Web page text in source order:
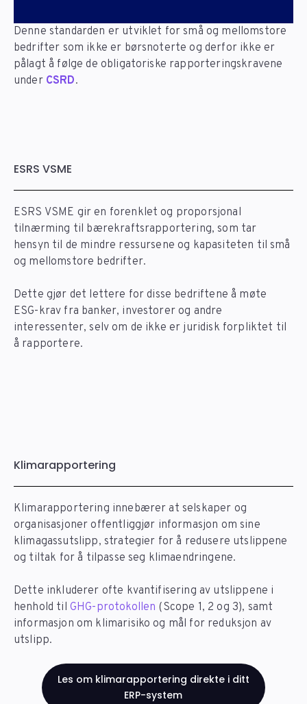
Denne standarden er utviklet for små og mellomstore
bedrifter som ikke er børsnoterte og derfor ikke er
pålagt å følge de obligatoriske rapporteringskravene
under CSRD.
ESRS VSME
ESRS VSME gir en forenklet og proporsjonal
tilnærming til bærekraftsrapportering, som tar
hensyn til de mindre ressursene og kapasiteten til små
og mellomstore bedrifter.
Dette gjør det lettere for disse bedriftene å møte
ESG-krav fra banker, investorer og andre
interessenter, selv om de ikke er juridisk forpliktet til
å rapportere.
Klimarapportering
Klimarapportering innebærer at selskaper og
organisasjoner offentliggjør informasjon om sine
klimagassutslipp, strategier for å redusere utslippene
og tiltak for å tilpasse seg klimaendringene.
Dette inkluderer ofte kvantifisering av utslippene i
henhold til GHG-protokollen (Scope 1, 2 og 3), samt
informasjon om klimarisiko og mål for reduksjon av
utslipp.
Les om klimarapportering direkte i ditt
ERP-system